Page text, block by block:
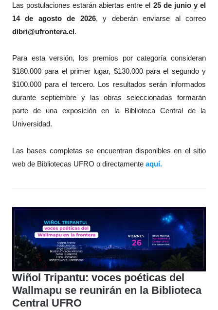
Las postulaciones estarán abiertas entre el 25 de junio y el
14 de agosto de 2026, y deberán enviarse al correo
dibri@ufrontera.cl.
Para esta versión, los premios por categoría consideran
$180.000 para el primer lugar, $130.000 para el segundo y
$100.000 para el tercero. Los resultados serán informados
durante septiembre y las obras seleccionadas formarán
parte de una exposición en la Biblioteca Central de la
Universidad.
Las bases completas se encuentran disponibles en el sitio
web de Bibliotecas UFRO o directamenteaquí.
Wiñol Tripantu: voces poéticas del
Wallmapu se reunirán en la Biblioteca
Central UFRO